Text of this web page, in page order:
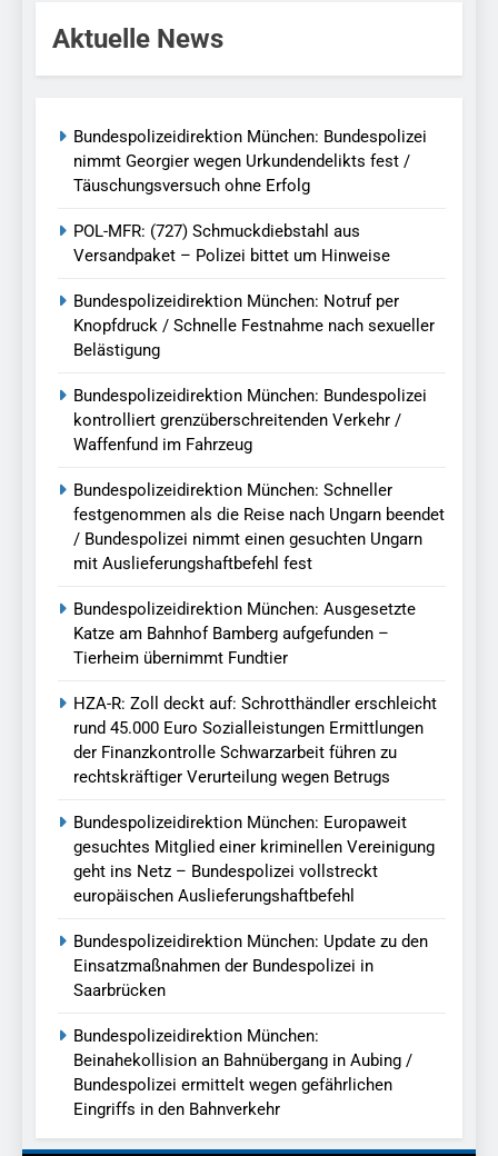
Aktuelle News
Bundespolizeidirektion München: Bundespolizei
nimmt Georgier wegen Urkundendelikts fest /
Täuschungsversuch ohne Erfolg
POL-MFR: (727) Schmuckdiebstahl aus
Versandpaket – Polizei bittet um Hinweise
Bundespolizeidirektion München: Notruf per
Knopfdruck / Schnelle Festnahme nach sexueller
Belästigung
Bundespolizeidirektion München: Bundespolizei
kontrolliert grenzüberschreitenden Verkehr /
Waffenfund im Fahrzeug
Bundespolizeidirektion München: Schneller
festgenommen als die Reise nach Ungarn beendet
/ Bundespolizei nimmt einen gesuchten Ungarn
mit Auslieferungshaftbefehl fest
Bundespolizeidirektion München: Ausgesetzte
Katze am Bahnhof Bamberg aufgefunden –
Tierheim übernimmt Fundtier
HZA-R: Zoll deckt auf: Schrotthändler erschleicht
rund 45.000 Euro Sozialleistungen Ermittlungen
der Finanzkontrolle Schwarzarbeit führen zu
rechtskräftiger Verurteilung wegen Betrugs
Bundespolizeidirektion München: Europaweit
gesuchtes Mitglied einer kriminellen Vereinigung
geht ins Netz – Bundespolizei vollstreckt
europäischen Auslieferungshaftbefehl
Bundespolizeidirektion München: Update zu den
Einsatzmaßnahmen der Bundespolizei in
Saarbrücken
Bundespolizeidirektion München:
Beinahekollision an Bahnübergang in Aubing /
Bundespolizei ermittelt wegen gefährlichen
Eingriffs in den Bahnverkehr